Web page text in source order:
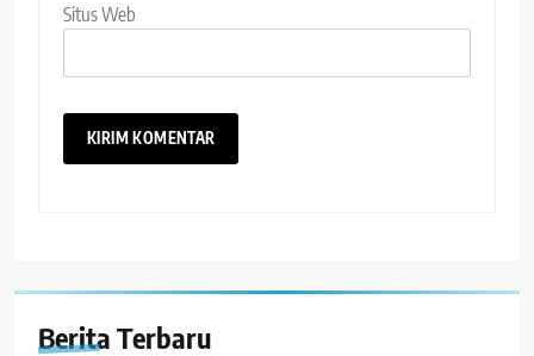
Situs Web
Berita Terbaru